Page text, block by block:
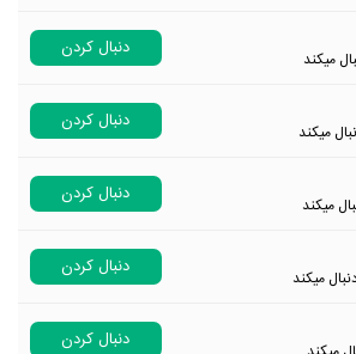
دنبال کردن
دنبال کردن
دنبال کردن
دنبال کردن
دنبال کردن